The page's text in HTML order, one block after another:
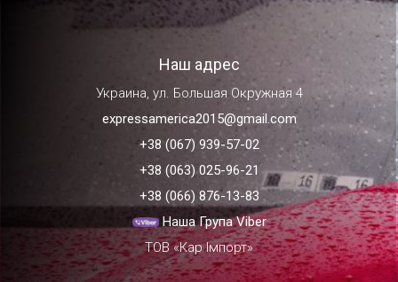
Наш адрес
Украина, ул. Большая Окружная 4
expressamerica2015@gmail.com
+38 (067) 939-57-02
+38 (063) 025-96-21
+38 (066) 876-13-83
Наша Група Viber
ТОВ «Кар Імпорт»